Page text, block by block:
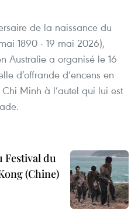
de la naissance du
1890 - 19 mai 2026),
Australie a organisé le 16
d’offrande d’encens en
Minh à l’autel qui lui est
Festival du
(Chine)